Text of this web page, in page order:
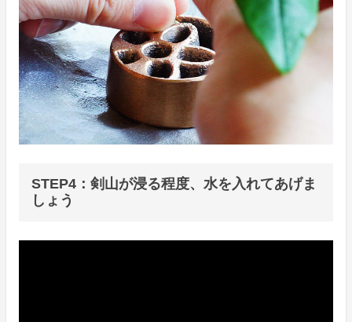
STEP4：剣山が浸る程度、水を入れてあげま
しょう